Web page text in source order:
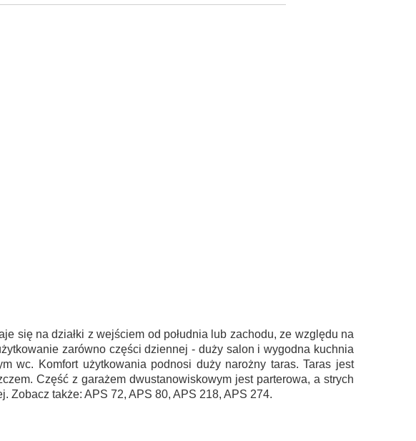
się na działki z wejściem od południa lub zachodu, ze względu na
zarówno części dziennej - duży salon i wygodna kuchnia
wc. Komfort użytkowania podnosi duży narożny taras. Taras jest
Część z garażem dwustanowiskowym jest parterowa, a strych
Zobacz także: APS 72, APS 80, APS 218, APS 274.